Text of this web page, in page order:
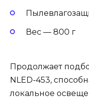
Вес — 800 г
Продолжает
NLED-453,
локальное